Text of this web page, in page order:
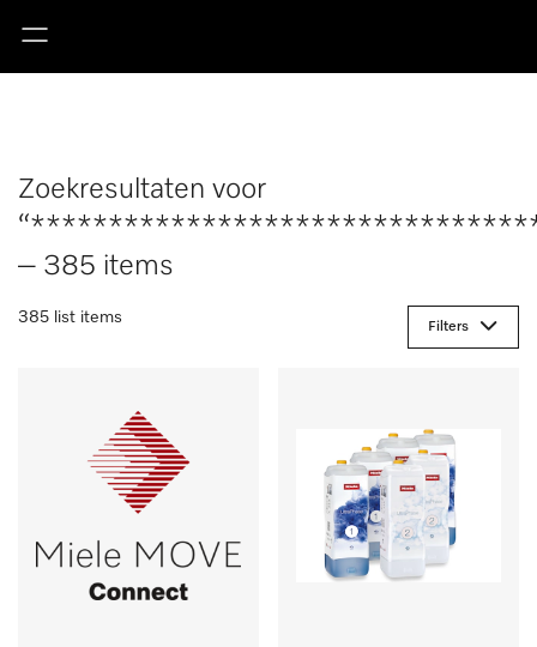
Zoekresultaten voor
– 385 items
385 list items
Filters